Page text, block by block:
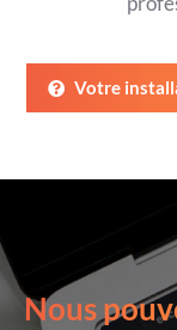
Votre
Nous